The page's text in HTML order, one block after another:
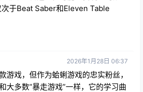
次于Beat Saber和Eleven Table
2026年1月28日 06:37
游戏，但作为蛤蜊游戏的忠实粉丝，
大多数“暴走游戏”一样，它的学习曲